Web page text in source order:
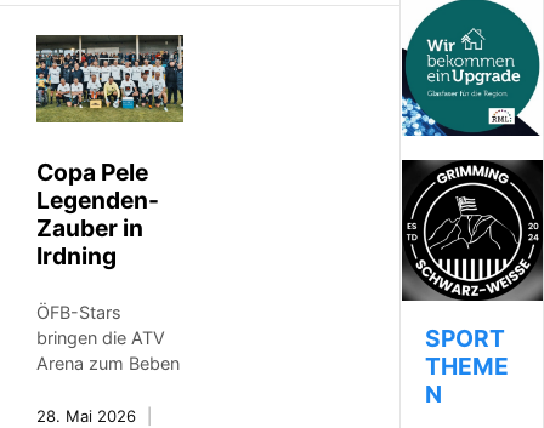
Copa Pele
Legenden-
Zauber in
Irdning
ÖFB-Stars
bringen die ATV
Arena zum Beben
28. Mai 2026
SPORT
THEME
N